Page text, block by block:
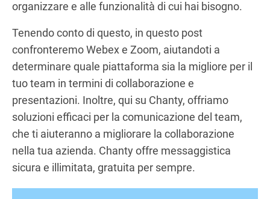
organizzare e alle funzionalità di cui hai bisogno.
Tenendo conto di questo, in questo post
confronteremo Webex e Zoom, aiutandoti a
determinare quale piattaforma sia la migliore per il
tuo team in termini di collaborazione e
presentazioni. Inoltre, qui su Chanty, offriamo
soluzioni efficaci per la comunicazione del team,
che ti aiuteranno a migliorare la collaborazione
nella tua azienda. Chanty offre messaggistica
sicura e illimitata, gratuita per sempre.